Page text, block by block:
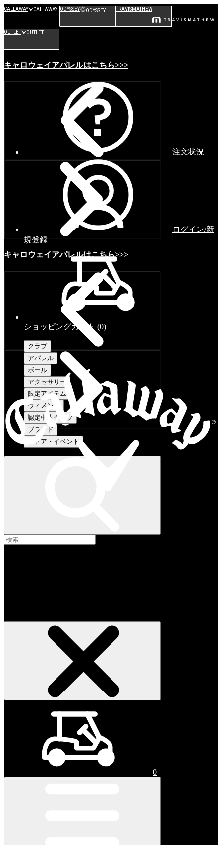
CALLAWAY CALLAWAY ODYSSEY ODYSSEY TRAVISMATHEW
OUTLET OUTLET
キャロウェイアパレルはこちら>>>
キャロウェイアパレルはこちら>>>
注文状況
ログイン/新
規登録
ショッピングカート (0)
クラブ
アパレル
ボール
アクセサリー
限定アイテム
ウィメンズ
認定中古クラブ
ブランド
ストア・イベント
0